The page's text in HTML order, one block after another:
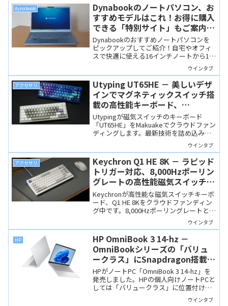
dynabook
Dynabookのノートパソコン、お
すすめモデルはこれ！お得に購入
できる「特別サイト」もご案内！
【2025/2026 年末年始版】
Dynabookのおすすめノートパソコンを
ピックアップしてご紹介！自宅やオフィ
スで快適に使える16インチノートから1キ
ロを切る超軽量なモバイルノートまで、
国内大手メーカーのDynabookで選べば
安心！
ウインタブ
アクセサリ
Utyping UT65HE － 美しいデザ
インでマグネティックスイッチ搭
載の高性能キーボード、
Makuakeで10月10日からクラウ
ドファンディング開始
Utypingが磁気スイッチのキーボード
「UT65HE」をMakuakeでクラウドファン
ディングします。最新技術を詰め込み、
アルミ製で美しいデザインを備えていま
ウインタブ
アクセサリ
Keychron Q1 HE 8K － ラピッド
トリガー対応、8,000Hzポーリン
グレートの高性能磁気スイッチキ
ーボード、日本語配列も選択可能
Keychronが高性能な磁気スイッチキーボ
ード、Q1 HE 8Kをクラウドファンディン
グ中です。8,000Hzポーリングレートとラ
ピッドトリガーに対応、設定ツールでカ
スタマイズも自在、そして日本語配列が
選べます。
ウインタブ
HP
HP OmniBook 3 14-hz －
OmniBookシリーズの「バリュ
ークラス」にSnapdragon搭載モ
デルが追加！
HPがノートPC「OmniBook 3 14-hz」を
発売しました。HPの個人向けノートPCと
しては「バリュークラス」に位置付けら
れる製品ですが、CPUにSnapdragon Xを
ウインタブ